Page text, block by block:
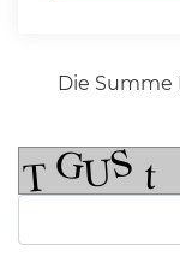
Die